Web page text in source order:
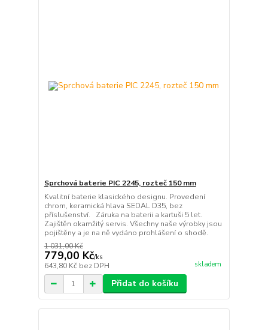
Sprchová baterie PIC 2245, rozteč 150 mm
Kvalitní baterie klasického designu. Provedení
chrom, keramická hlava SEDAL D35, bez
příslušenství. Záruka na baterii a kartuši 5 let.
Zajištěn okamžitý servis. Všechny naše výrobky jsou
pojištěny a je na ně vydáno prohlášení o shodě.
1 031,00 Kč
779,00 Kč/ks
643,80 Kč bez DPH skladem
Přidat do košíku